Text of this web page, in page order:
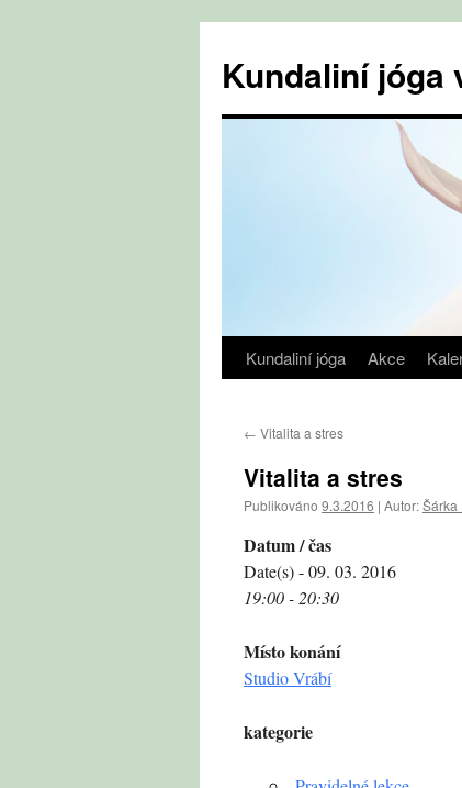
obsahu
webu
Kundaliní jóga
Kundaliní jóga Akce
← Vitalita a stres
Vitalita a stres
Publikováno 9.3.2016 | Autor:Šárka
Datum / čas
Date(s) - 09. 03. 2016
19:00 - 20:30
Místo konání
Studio Vrábí
kategorie